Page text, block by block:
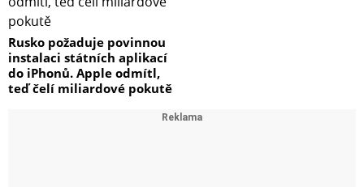
Rusko požaduje povinnou
instalaci státních aplikací
do iPhonů. Apple odmítl,
teď čelí miliardové pokutě